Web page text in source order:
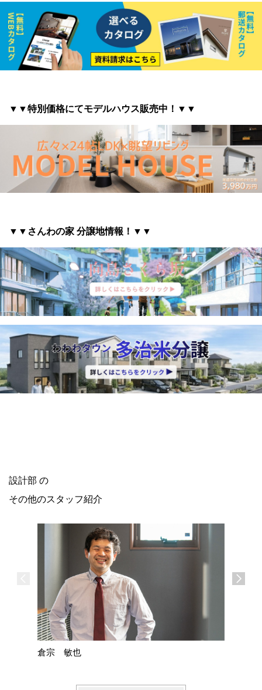
▼▼特別価格にてモデルハウス販売中！▼▼
▼▼さんわの家 分譲地情報 ！▼▼
設計部 の
その他のスタッフ紹介
倉宗 敏也